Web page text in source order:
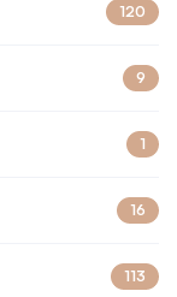
120
9
1
16
113